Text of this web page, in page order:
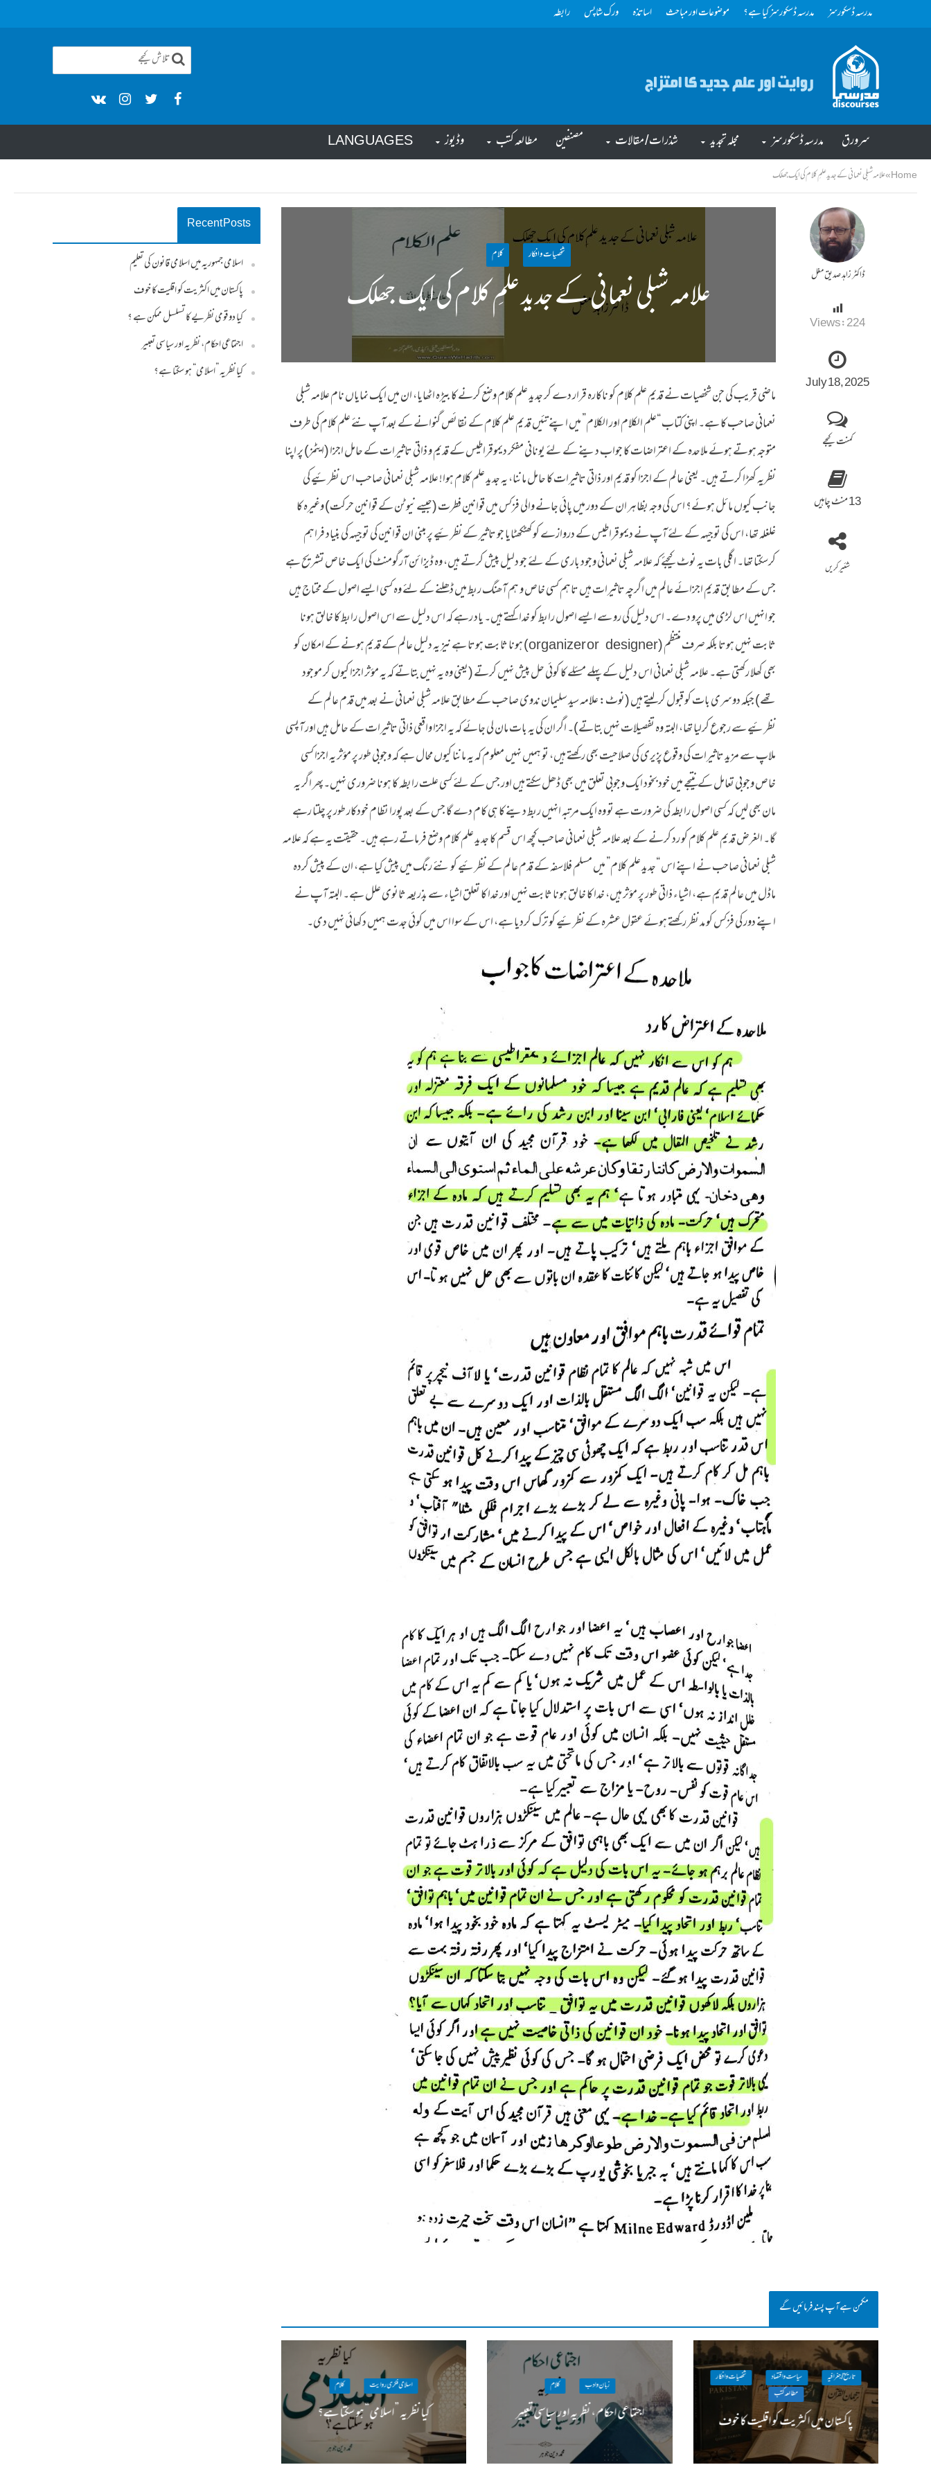
مدرسہ ڈسکورسز مدرسہ ڈسکورسز کیا ہے؟ موضوعات اور مباحث اساتذہ ورک شاپس رابطہ
سرورق مدرسہ ڈسکورسز مجلہ تجدید شذرات/ مقالات مصنفین مطالعہ کتب وڈیوز LANGUAGES
Home
»علامہ شبلی نعمانی کے جدید علمِ کلام کی ایک جھلک
Recent Posts
اسلامی جمہوریہ میں اسلامی قانون کی تعلیم
پاکستان میں اکثریت کو اقلیت کا خوف
کیا دو قومی نظریے کا تسلسل ممکن ہے ؟
اجتماعی احکام، نظریہ اور سیاسی تعبیر
کیا نظریہ ”اسلامی“ ہو سکتا ہے؟
ڈاکٹر زاہد صدیق مغل
Views:224
July 18, 2025
کمنت کیجے
13 منٹ چاہیں
شئیر کریں
شخصیات وافکار کلام
علامہ شبلی نعمانی کے جدید علمِ کلام کی ایک جھلک
ماضی قریب کی جن شخصیات نے قدیم علم کلام کو ناکارہ قرار دے کر جدید علم کلام وضع کرنے کا بیڑہ اٹھایا، ان میں ایک نمایاں نام علامہ شبلی
نعمانی صاحب کا ہے۔ اپنی کتاب “علم الکلام اور الکلام” میں اپنے تئیں قدیم علم کلام کے نقائص گنوانے کے بعد آپ نئے علم کلام کی طرف
متوجہ ہوتے ہوئے ملاحدہ کے اعتراضات کا جواب دینے کے لئے یونانی مفکر دیموقراطیس کے قدیم و ذاتی تاثیرات کے حامل اجزا (ایٹمز) پر اپنا
نظریہ کھڑا کرتے ہیں۔ یعنی عالم کے اجزا کو قدیم اور ذاتی تاثیرات کا حامل ماننا، یہ جدید علم کلام ہوا! علامہ شبلی نعمانی صاحب اس نظرئیے کی
جانب کیوں مائل ہوئے؟ اس کی وجہ بظاہر ان کے دور میں پائی جانے والی فزکس میں قوانین فطرت (جیسے نیوٹن کے قوانین حرکت) وغیرہ کا
غلغلہ تھا، اس کی توجیہہ کے لئے آپ نے دیموقراطیس کے دروازے کو کھٹکھٹایا جو تاثیر کے نظرئیے پر مبنی ان قوانین کی توجیہہ کی بنیاد فراہم
کرسکتا تھا۔ اگلی بات یہ نوٹ کیجئے کہ علامہ شبلی نعمانی وجود باری کے لئے جو دلیل پیش کرتے ہیں، وہ ڈیزائن آرگومنٹ کی ایک خاص تشریح ہے
جس کے مطابق قدیم اجزائے عالم میں اگرچہ تاثیرات ہیں تاہم کسی خاص و ہم آھنگ ربط میں ڈھلنے کے لئے وہ کسی ایسے اصول کے محتاج ہیں
جو انہیں اس لڑی میں پرو دے۔ اس دلیل کی رو سے ایسے اصول رابط کو خدا کہتے ہیں۔ یاد رہے کہ اس دلیل سے اس اصول رابط کا خالق ہونا
ثابت نہیں ہوتا بلکہ صرف منتظم (organizer or designer) ہونا ثابت ہوتا ہے نیز یہ دلیل عالم کے قدیم ہونے کے امکان کو
بھی کھلا رکھتی ہے۔ علامہ شبلی نعمانی اس دلیل کے پہلے مسئلے کا کوئی حل پیش نہیں کرتے (یعنی وہ یہ نہیں بتاتے کہ یہ مؤثر اجزا کیوں کر موجود
تھے) جبکہ دوسری بات کو قبول کرلیتے ہیں (نوٹ: علامہ سید سلیمان ندوی صاحب کے مطابق علامہ شبلی نعمانی نے بعد میں قدم عالم کے
نظرئیے سے رجوع کرلیا تھا، البتہ وہ تفصیلات نہیں بتاتے)۔ اگر ان کی یہ بات مان لی جائے کہ یہ اجزا واقعی ذاتی تاثیرات کے حامل ہیں اور آپسی
ملاپ سے مزید تاثیرات کی وقوع پزیری کی صلاحیت بھی رکھتے ہیں، تو ہمیں نہیں معلوم کہ یہ ماننا کیوں محال ہے کہ وجوبی طور پر مؤثر یہ اجزا کسی
خاص وجوبی تعامل کے نتیجے میں خود بخود ایک وجوبی تعلق میں بھی ڈھل سکتے ہیں اور جس کے لئے کسی علت رابطہ کا ہونا ضروری نہیں۔پھر اگر یہ
مان بھی لیں کہ کسی اصول رابطہ کی ضرورت ہے تو وہ ایک مرتبہ انہیں ربط دینے کا ہی کام دے گا جس کے بعد پورا نظام خودکار طور پر چلتا رہے
گا۔ الغرض قدیم علم کلام کو رد کرنے کے بعد علامہ شبلی نعمانی صاحب کچھ اس قسم کا جدید علم کلام وضع فرماتے رہے ہیں۔ حقیقت یہ ہے کہ علامہ
شبلی نعمانی صاحب نے اپنے اس “جدید علم کلام” میں مسلم فلاسفہ کے قدم عالم کے نظرئیے کو نئے رنگ میں پیش کیا ہے، ان کے پیش کردہ
ماڈل میں عالم قدیم ہے، اشیاء ذاتی طور پر مؤثر ہیں، خدا کا خالق ہونا ثابت نہیں اور خدا کا تعلق اشیاء سے بذریعہ ثانوی علل ہے۔ البتہ آپ نے
اپنے دور کی فزکس کو مد نظر رکھتے ہوئے عقول عشرہ کے نظرئیے کو ترک کردیا ہے، اس کے سوا اس میں کوئی جدت ہمیں دکھائی نہیں دی۔
مکمن ہےآپ پسند فرمائیں گے
تاریخ / جغرافیہ سیاست واقتصاد
شخصیات وافکار
مطالعہ کتب
پاکستان میں اکثریت کو اقلیت کا خوف
زبان وادب کلام
اجتماعی احکام، نظریہ اور سیاسی تعبیر
اسلامی فکری روایت کلام
کیا نظریہ ”اسلامی“ ہو سکتا ہے؟